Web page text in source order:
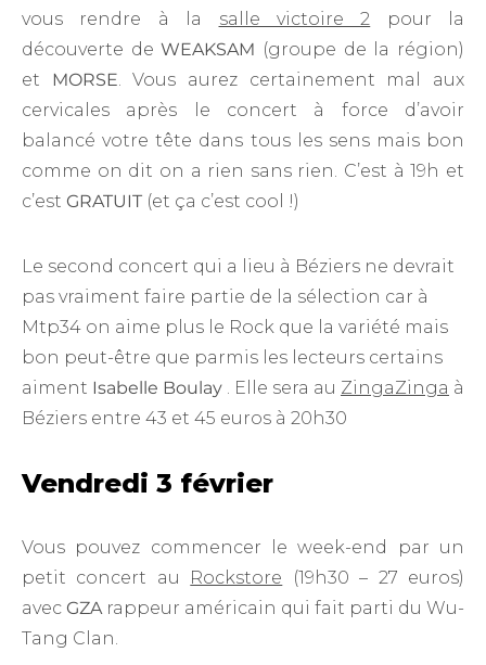
vous rendre à la salle victoire 2 pour la
découverte deWEAKSAM (groupe de la région)
et MORSE. Vous aurez certainement mal aux
cervicales après le concert à force d’avoir
balancé votre tête dans tous les sens mais bon
comme on dit on a rien sans rien. C’est à 19h et
c’est GRATUIT (et ça c’est cool !)
Le second concert qui a lieu à Béziers ne devrait
pas vraiment faire partie de la sélection car à
Mtp34 on aime plus le Rock que la variété mais
bon peut-être que parmis les lecteurs certains
aiment Isabelle Boulay . Elle sera au ZingaZinga à
Béziers entre 43 et 45 euros à 20h30
Vendredi 3 février
Vous pouvez commencer le week-end par un
petit concert au Rockstore (19h30 – 27 euros)
avec GZArappeur américain qui fait parti du Wu-
Tang Clan.